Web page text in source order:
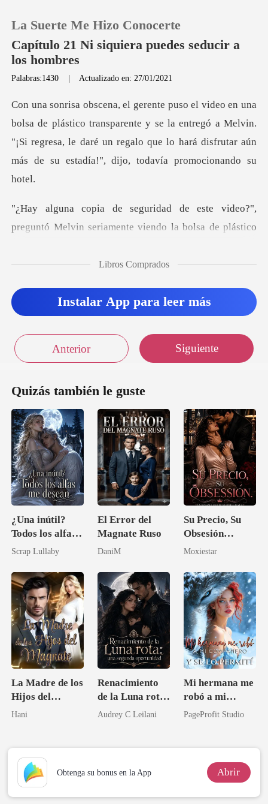
Recargar
Historia
Instalar APP
La Suerte Me Hizo Conocerte
Capítulo 21 Ni siquiera puedes seducir a
los hombres
Palabras:1430 | Actualizado en: 27/01/2021
ansparente y se la entregó a Melvin.
"¡Si regresa, le daré un regalo que lo h
e video?",
preguntó Melvin seriamente
Libros Comprados
Instalar App para leer más
Anterior Siguiente
Quizás también le guste
¿Una inútil?
Todos los alfas
me desean
Scrap Lullaby
El Error del
Magnate Ruso
DaniM
Su Precio, Su
Obsesión
(Romance
multimillonario
/ Romance
oscuro)
Moxiestar
La Madre de los
Hijos del
Magnate
Hani
Renacimiento
de la Luna rota:
una segunda
Audrey C Leilani
Mi hermana me
robó a mi
compañero y se
PageProfit Studio
Obtenga su bonus en la App Abrir